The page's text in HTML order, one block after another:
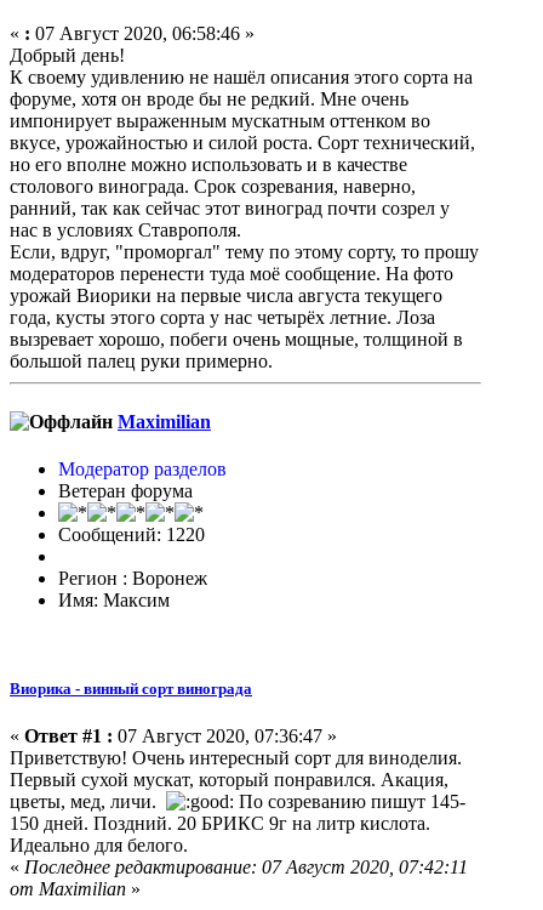
« : 07 Август 2020, 06:58:46 »
Добрый день!
К своему удивлению не нашёл описания этого сорта на
форуме, хотя он вроде бы не редкий. Мне очень
импонирует выраженным мускатным оттенком во
вкусе, урожайностью и силой роста. Сорт технический,
но его вполне можно использовать и в качестве
столового винограда. Срок созревания, наверно,
ранний, так как сейчас этот виноград почти созрел у
нас в условиях Ставрополя.
Если, вдруг, "проморгал" тему по этому сорту, то прошу
модераторов перенести туда моё сообщение. На фото
урожай Виорики на первые числа августа текущего
года, кусты этого сорта у нас четырёх летние. Лоза
вызревает хорошо, побеги очень мощные, толщиной в
большой палец руки примерно.
Maximilian
Модератор разделов
Ветеран форума
Сообщений: 1220
Регион : Воронеж
Имя: Максим
Виорика - винный сорт винограда
« Ответ #1 : 07 Август 2020, 07:36:47 »
Приветствую! Очень интересный сорт для виноделия.
Первый сухой мускат, который понравился. Акация,
цветы, мед, личи.
По созреванию пишут 145-
150 дней. Поздний. 20 БРИКС 9г на литр кислота.
Идеально для белого.
« Последнее редактирование: 07 Август 2020, 07:42:11
от Maximilian »